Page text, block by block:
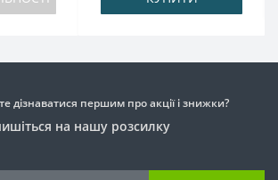
дізнаватися першим про акції і знижки?
на нашу розсилку